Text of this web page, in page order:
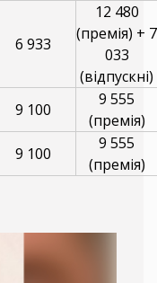
6 933
12 480
(премія) + 7
033
(відпускні)
9 100
9 555
(премія)
9 100
9 555
(премія)